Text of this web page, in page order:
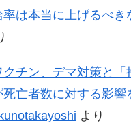
率は本当に上げるべき
クチン、デマ対策と「
死亡者数に対する影響
kunotakayoshi より